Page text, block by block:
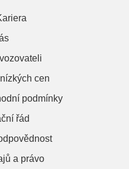
cen
podmínky
řád
a právo